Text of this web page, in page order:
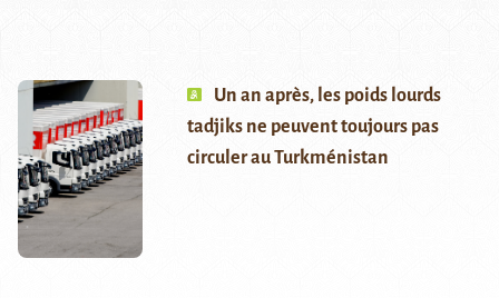
Un an après, les poids lourds
tadjiks ne peuvent toujours pas
circuler au Turkménistan